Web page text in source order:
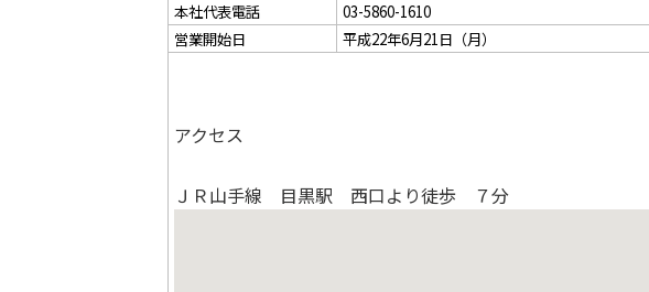
お問い合わせ
本社代表電話
03-5860-1610
営業開始日
平成22年6月21日（月）
アクセス
ＪＲ山手線 目黒駅 西口より徒歩 ７分